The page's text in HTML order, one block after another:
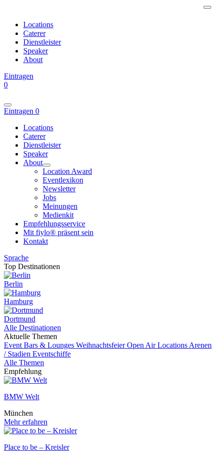
Locations
Caterer
Dienstleister
Speaker
About
Eintragen
0
Eintragen 0
Locations
Caterer
Dienstleister
Speaker
About
Location Award
Eventlexikon
Newsletter
Jobs
Meinungen
Medienkit
Empfehlungsservice
Mit fiylo® präsent sein
Kontakt
Sprache
Top Destinationen
Berlin
Hamburg
Dortmund
Alle Destinationen
Aktuelle Themen
Event Bars & Lounges WeihnachtsfeierOpen Air Locations Arenen
/ Stadien Eventschiffe
Alle Themen
Empfehlung
BMW Welt
München
Mehr erfahren
Place to be – Kreisler